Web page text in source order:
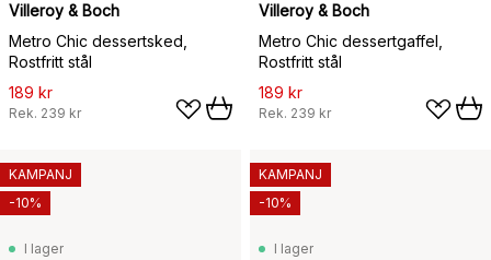
Villeroy & Boch
Metro Chic dessertsked,
Rostfritt stål
189 kr
Rek. 239 kr
Villeroy & Boch
Metro Chic dessertgaffel,
Rostfritt stål
189 kr
Rek. 239 kr
I lager
KAMPANJ
-10%
I lager
KAMPANJ
-10%